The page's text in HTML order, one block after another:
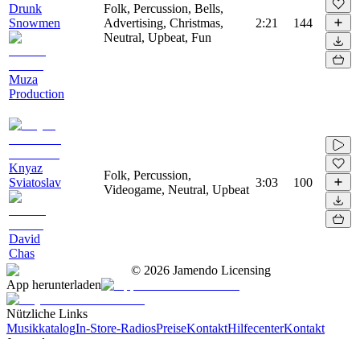
Drunk
Snowmen
Muza
Production
Folk, Percussion, Bells,
Advertising, Christmas,
Neutral, Upbeat, Fun
2:21 144
Knyaz
Sviatoslav
David
Chas
Folk, Percussion,
Videogame, Neutral, Upbeat
3:03 100
© 2026 Jamendo Licensing
App herunterladen
Nützliche Links
MusikkatalogIn-Store-RadiosPreiseKontaktHilfecenterKontakt